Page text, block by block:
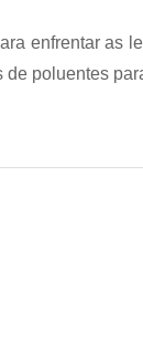
enfrentar as
poluentes